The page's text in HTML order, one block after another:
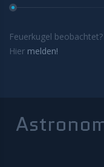
Feuerkugel beobachtet?
Hier melden!